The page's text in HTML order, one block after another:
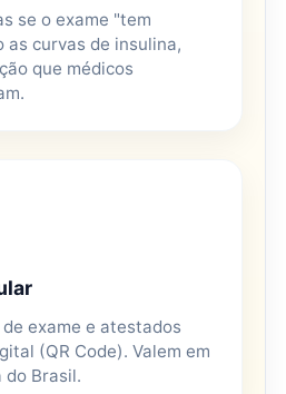
se o exame "tem
as curvas de insulina,
que médicos
exame e atestados
(QR Code). Valem em
do Brasil.